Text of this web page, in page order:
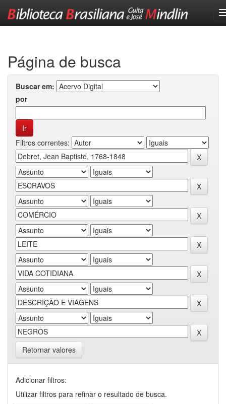
Página de busca
Buscar em:
por
Filtros correntes:
Retornar valores
Adicionar filtros:
Utilizar filtros para refinar o resultado de busca.